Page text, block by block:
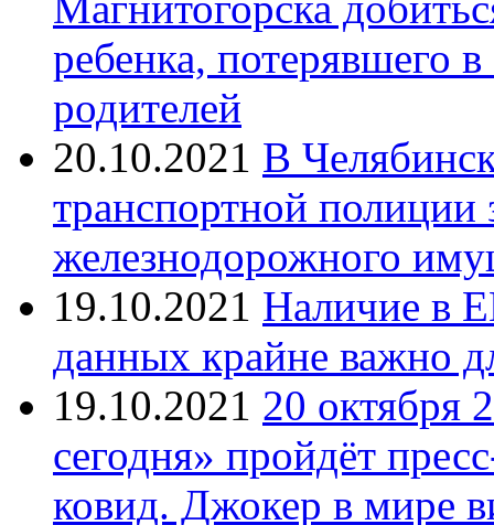
ребенка, потерявшего
родителей
20.10.2021 В
транспортной
железнодорожного
19.10.2021 Наличие в
данных крайне важно
19.10.2021 20 октября
сегодня» пройдёт
ковид. Джокер в мире